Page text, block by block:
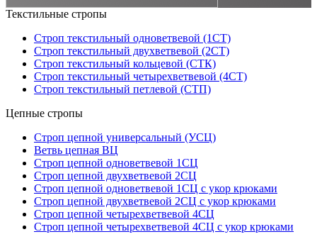
Текстильные стропы
Строп текстильный одноветвевой (1СТ)
Строп текстильный двухветвевой (2СТ)
Строп текстильный кольцевой (СТК)
Строп текстильный четырехветвевой (4СТ)
Строп текстильный петлевой (СТП)
Цепные стропы
Строп цепной универсальный (УСЦ)
Ветвь цепная ВЦ
Строп цепной одноветвевой 1СЦ
Строп цепной двухветвевой 2СЦ
Строп цепной одноветвевой 1СЦ с укор крюками
Строп цепной двухветвевой 2СЦ с укор крюками
Строп цепной четырехветвевой 4СЦ
Строп цепной четырехветвевой 4СЦ с укор крюками